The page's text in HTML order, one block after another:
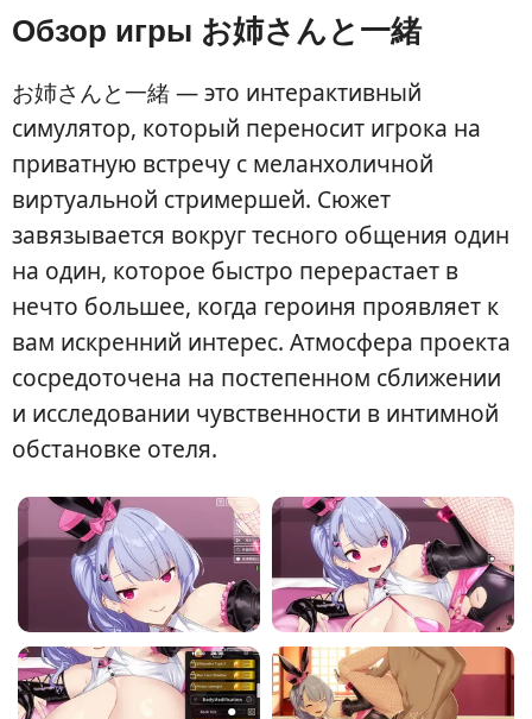
Обзор игры お姉さんと一緒
お姉さんと一緒 — это интерактивный
симулятор, который переносит игрока на
приватную встречу с меланхоличной
виртуальной стримершей. Сюжет
завязывается вокруг тесного общения один
на один, которое быстро перерастает в
нечто большее, когда героиня проявляет к
вам искренний интерес. Атмосфера проекта
сосредоточена на постепенном сближении
и исследовании чувственности в интимной
обстановке отеля.